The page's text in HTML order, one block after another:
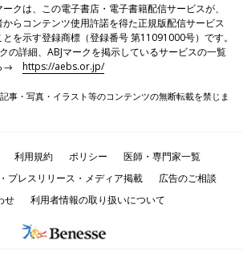
ークは、この電子書店・電子書籍配信サービスが、
からコンテンツ使用許諾を得た正規版配信サービス
を示す登録商標（登録番号 第11091000号）です。
の詳細、ABJマークを掲示しているサービスの一覧
ら→https://aebs.or.jp/
事・写真・イラスト等のコンテンツの無断転載を禁じま
利用規約 ポリシー
医師・専門家一覧
プレスリリース・メディア掲載
広告のご相談
せ
利用者情報の取り扱いについて